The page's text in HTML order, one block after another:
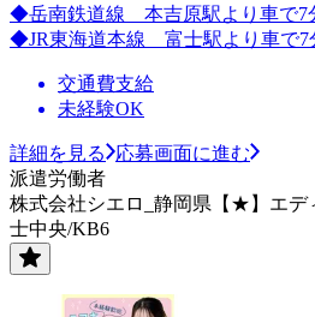
◆岳南鉄道線 本吉原駅より車で7
◆JR東海道本線 富士駅より車で7
交通費支給
未経験OK
詳細を見る
応募画面に進む
派遣労働者
株式会社シエロ_静岡県【★】エデ
士中央/KB6